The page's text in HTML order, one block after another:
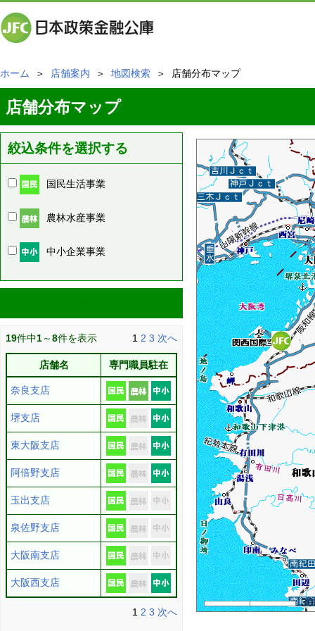
ホーム ＞ 店舗案内 ＞ 地図検索 ＞ 店舗分布マップ
店舗分布マップ
絞込条件を選択する
国民生活事業
農林水産事業
中小企業事業
19件中1～8件を表示 1 2 3 次へ
店舗名 専門職員駐在
奈良支店
堺支店
東大阪支店
阿倍野支店
玉出支店
泉佐野支店
大阪南支店
大阪西支店
1 2 3 次へ